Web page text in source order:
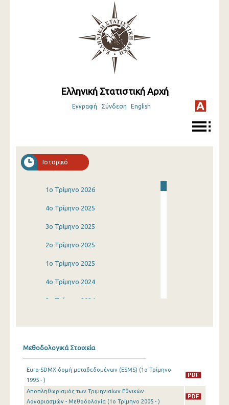
Ελληνική Στατιστική Αρχή
Εγγραφή Σύνδεση English
Ιστορικό
1o Τρίμηνο 2026
4o Τρίμηνο 2025
3o Τρίμηνο 2025
2o Τρίμηνο 2025
1o Τρίμηνο 2025
4o Τρίμηνο 2024
3o Τρίμηνο 2024
3o Τρίμηνο 2023
2o Τρίμηνο 2023
Μεθοδολογικά Στοιχεία
Euro-SDMX δομή μεταδεδομένων (ESMS) (1o Τρίμηνο
1995 - )
Αποπληθωρισμός των Τριμηνιαίων Εθνικών
Λογαριασμών - Μεθοδολογία (1o Τρίμηνο 2005 - )